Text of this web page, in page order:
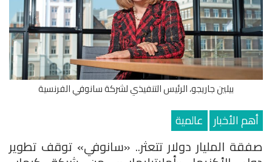
بيلين جاريجو، الرئيس التنفيذي لشركة سانوفي الفرنسية
أهم الأخبار عالمية
صفقة المليار دولار تتعثر.. «سانوفي» توقف تطوير